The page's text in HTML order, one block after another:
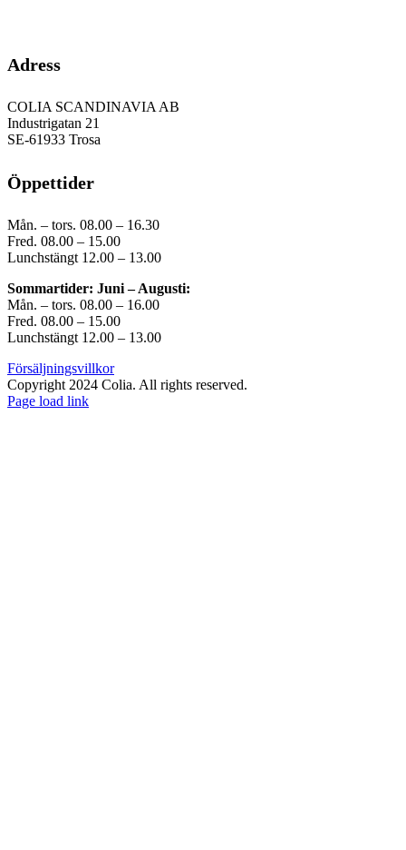
Adress
COLIA SCANDINAVIA AB
Industrigatan 21
SE-61933 Trosa
Öppettider
Mån. – tors. 08.00 – 16.30
Fred. 08.00 – 15.00
Lunchstängt 12.00 – 13.00
Sommartider: Juni – Augusti:
Mån. – tors. 08.00 – 16.00
Fred. 08.00 – 15.00
Lunchstängt 12.00 – 13.00
Försäljningsvillkor
Copyright 2024 Colia. All rights reserved.
Page load link